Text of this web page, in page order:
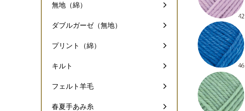
無地（綿）
ダブルガーゼ（無地）
プリント（綿）
キルト
フェルト羊毛
春夏手あみ糸